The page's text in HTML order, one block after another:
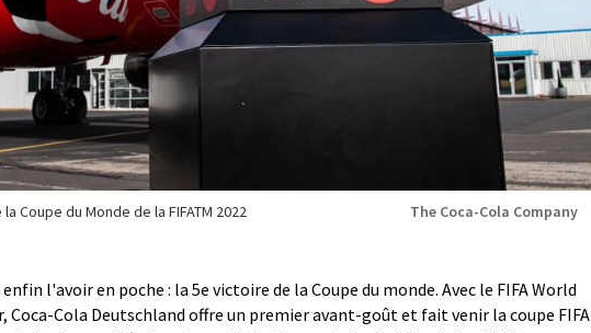
Coupe du Monde de la FIFATM 2022 The Coca-Cola Company
l'avoir en poche : la 5e victoire de la Coupe du monde. Avec le FIFA World
Coca-Cola Deutschland offre un premier avant-goût et fait venir la coupe FIFA